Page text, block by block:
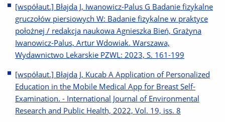
[współaut.] Błajda J, Iwanowicz-Palus G Badanie fizykalne
gruczołów piersiowych W: Badanie fizykalne w praktyce
położnej / redakcja naukowa Agnieszka Bień, Grażyna
Iwanowicz-Palus, Artur Wdowiak. Warszawa,
Wydawnictwo Lekarskie PZWL: 2023, S. 161-199
[współaut.] Błajda J, Kucab A Application of Personalized
Education in the Mobile Medical App for Breast Self-
Examination. - International Journal of Environmental
Research and Public Health, 2022, Vol. 19, iss. 8